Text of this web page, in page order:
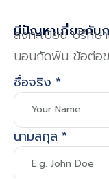
มีปัญหาเกี่ยวกับ
ลงทะเบียน ปรึกษา
นอนกัดฟัน ข้อต่อข
ชื่อจริง*
นามสกุล*